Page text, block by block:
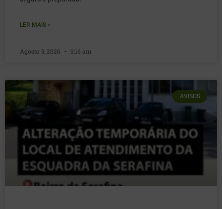
LER MAIS »
Agosto 3, 2026 9:16 am
AVISOS